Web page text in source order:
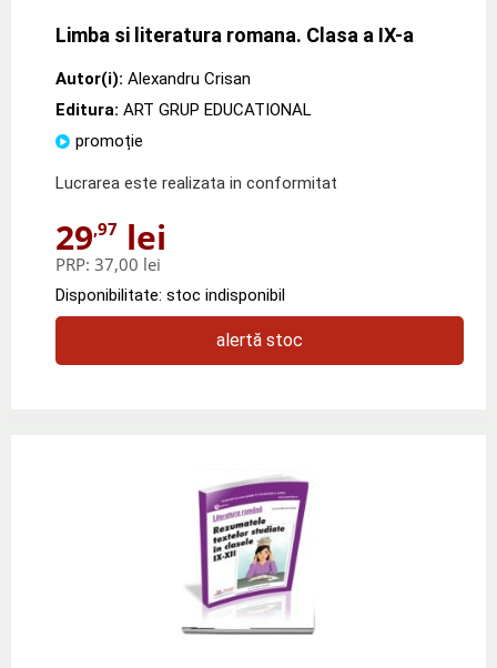
Limba si literatura romana. Clasa a IX-a
Autor(i): Alexandru Crisan
Editura: ART GRUP EDUCATIONAL
promoție
Lucrarea este realizata in conformitat
29,97 lei
PRP: 37,00 lei
Disponibilitate: stoc indisponibil
alertă stoc